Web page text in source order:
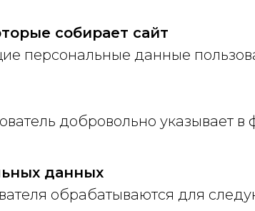
собирает сайт
персональные данные
добровольно указывает в
данных
обрабатываются для